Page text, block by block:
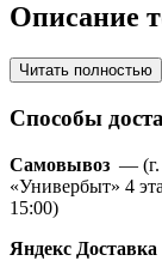
Описание
Читать полностью
Способы
Самовывоз — (г.
«Универбыт» 4
15:00)
Яндекс Доставка